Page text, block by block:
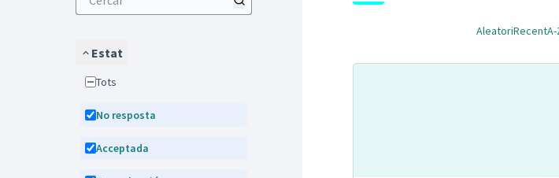
Estat
Tots
No resposta
Acceptada
AleatoriRecent